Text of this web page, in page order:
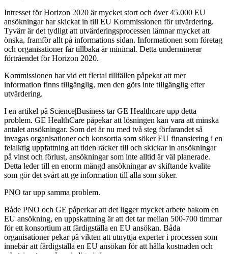
Intresset för Horizon 2020 är mycket stort och över 45.000 EU
ansökningar har skickat in till EU Kommissionen för utvärdering.
Tyvärr är det tydligt att utvärderingsprocessen lämnar mycket att
önska, framför allt på informations sidan. Informationen som företag
och organisationer får tillbaka är minimal. Detta underminerar
förtråendet för Horizon 2020.
Kommissionen har vid ett flertal tillfällen påpekat att mer
information finns tillgänglig, men den görs inte tillgänglig efter
utvärdering.
I en artikel på Science|Business tar GE Healthcare upp detta
problem. GE HealthCare påpekar att lösningen kan vara att minska
antalet ansökningar. Som det är nu med två steg förfarandet så
invagas organisationer och konsortia som söker EU finansiering i en
felalktig uppfattning att tiden räcker till och skickar in ansökningar
på vinst och förlust, ansökningar som inte alltid är väl planerade.
Detta leder till en enorm mängd ansökningar av skiftande kvalite
som gör det svårt att ge information till alla som söker.
PNO tar upp samma problem.
Både PNO och GE påperkar att det ligger mycket arbete bakom en
EU ansökning, en uppskattning är att det tar mellan 500-700 timmar
för ett konsortium att färdigställa en EU ansökan. Båda
organisationer pekar på vikten att utnyttja experter i processen som
innebär att färdigställa en EU ansökan för att hålla kostnaden och